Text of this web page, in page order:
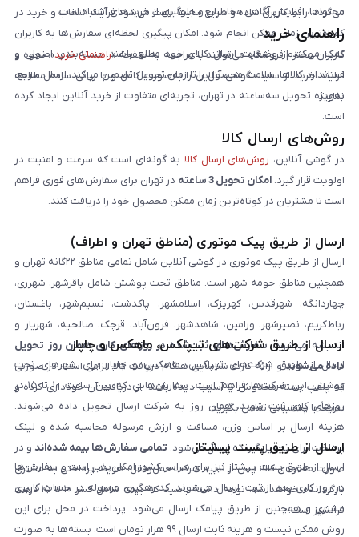
محتواها، افزایش آگاهی مخاطبان و جلوگیری از خریدهای اشتباه است.
می‌گردد. رابط کاربری ساده و سریع سایت باعث می‌شود فرآیند انتخاب و خرید در
کوتاه‌ترین زمان ممکن انجام شود. امکان پیگیری لحظه‌ای سفارش‌ها به کاربران
کمک می‌کند از وضعیت ارسال کالای خود مطلع باشند. بسته‌بندی اصولی و
استاندارد کالاها، سلامت محصول را تا زمان تحویل تضمین می‌کند. ارسال سریع،
به‌ویژه تحویل سه‌ساعته در تهران، تجربه‌ای متفاوت از خرید آنلاین ایجاد کرده
است.
راهنمای خرید
کاربران محترم فروشگاه می‌توانند با مراجعه به صفحه «راهنمای خرید»، نحوه و
فرایند خرید از سایت گوشی آنلاین را به‌صورت کامل و با زبانی ساده مطالعه
نمایند.
روش‌های ارسال کالا
در گوشی آنلاین، روش‌های ارسال کالا به گونه‌ای است که سرعت و امنیت در
اولویت قرار گیرد. امکان تحویل 3 ساعته
در تهران برای سفارش‌های فوری فراهم
است تا مشتریان در کوتاه‌ترین زمان ممکن محصول خود را دریافت کنند.
ارسال از طریق پیک موتوری (مناطق تهران و اطراف)
ارسال از طریق پیک موتوری در گوشی آنلاین شامل تمامی مناطق ۲۲گانه تهران و
همچنین مناطق حومه شهر است. مناطق تحت پوشش شامل باقرشهر، شهرری،
چهاردانگه، شهرقدس، کهریزک، اسلامشهر، پاکدشت، نسیم‌شهر، باغستان،
رباط‌کریم، نصیرشهر، ورامین، شاهدشهر، فرون‌آباد، قرچک، صالحیه، شهریار و
اندیشه می‌شود. سفارش‌های ثبت‌شده در روزهای کاری همان روز تحویل
داده می‌شوندو ارائه کارت شناسایی هنگام دریافت کالا الزامی است. در صورتی
که پلمپ بسته مخدوش یا آسیب دیده باشد، از دریافت آن خودداری کرده و
سریعاً با پشتیبانی تماس بگیرید.
ارسال از طریق شرکت‌های تیپاکس، ماهکس و چاپار
ارسال از طریق شرکت‌های تیپاکس، ماهکس و چاپار برای شهرهای تحت
پوشش این شرکت‌ها فراهم است. سفارش‌هایی که بین ساعت ۱۰ تا ۱۵ در
روزهای کاری ثبت شوند، همان روز به شرکت ارسال تحویل داده می‌شوند.
هزینه ارسال بر اساس وزن، مسافت و ارزش مرسوله محاسبه شده و لینک
پرداخت برای تحویل‌گیرنده ارسال می‌شود. تمامی سفارش‌ها بیمه شده‌اند و در
صورت مفقودی کالا، پس از تایید شرکت حمل‌ونقل، هزینه پرداختی به مشتری
بازگردانده خواهد شد. توجه داشته باشید که بیمه شامل کسر ۱۰ تا ۱۵ درصد
فرانشیز است.
ارسال از طریق پست پیشتاز
ارسال از طریق پست پیشتاز نیز برای سراسر کشور امکان‌پذیر است و سفارش‌ها
در روز کاری بعد از ثبت، ارسال می‌شوند. کد رهگیری مرسوله در حساب کاربری
مشتری و همچنین از طریق پیامک ارسال می‌شود. پرداخت در محل برای این
روش ممکن نیست و هزینه ثابت ارسال ۹۹ هزار تومان است. بسته‌ها به صورت